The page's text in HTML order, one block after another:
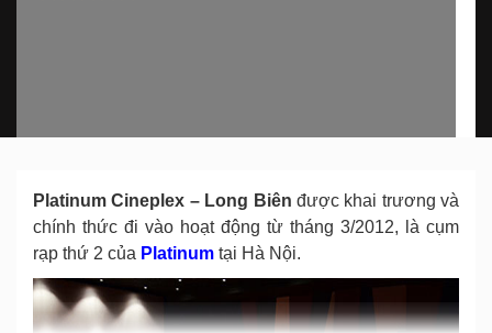
Platinum Cineplex – Long Biên được khai trương và
chính thức đi vào hoạt động từ tháng 3/2012, là cụm
rạp thứ 2 của Platinum tại Hà Nội.